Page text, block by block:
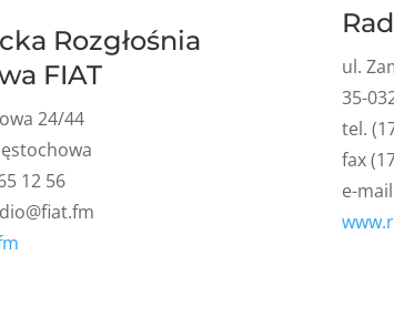
Rozgłośnia
FIAT
24/44
12 56
ul.
35-
tel.
fax
e-